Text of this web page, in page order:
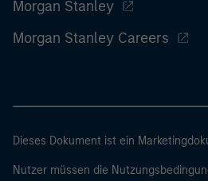
Morgan Stanley
Morgan Stanley Careers
Dieses Dokument ist ein
Nutzer müssen die